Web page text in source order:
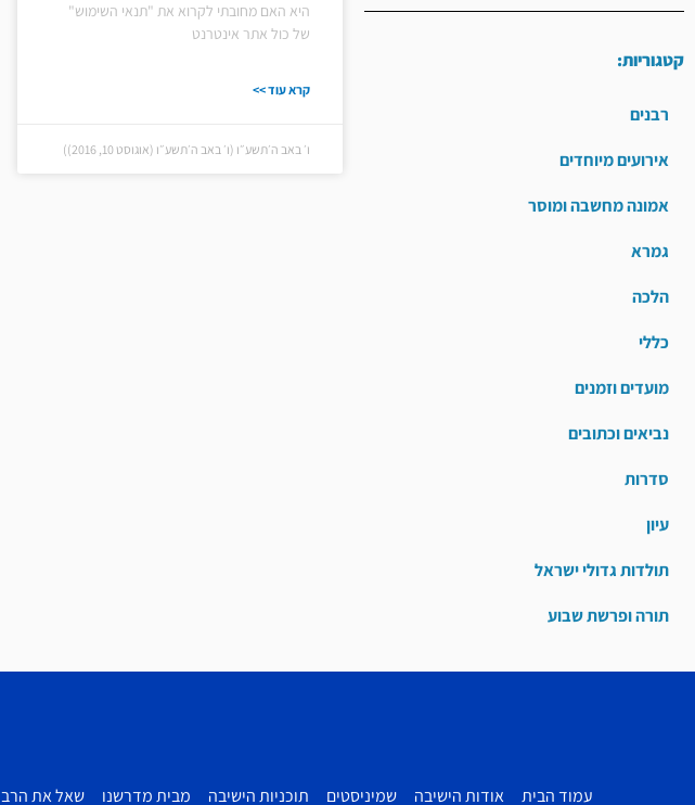
קטגוריות:
רבנים
אירועים מיוחדים
אמונה מחשבה ומוסר
גמרא
הלכה
כללי
מועדים וזמנים
נביאים וכתובים
סדרות
עיון
תולדות גדולי ישראל
תורה ופרשת שבוע
היא האם מחובתי לקרוא את "תנאי השימוש"
של כול אתר אינטרנט
קרא עוד >>
ו׳ באב ה׳תשע״ו (ו׳ באב ה׳תשע״ו (אוגוסט 10, 2016))
עמוד הבית אודות הישיבה שמיניסטים תוכניות הישיבה מבית מדרשנו שאל את הרב